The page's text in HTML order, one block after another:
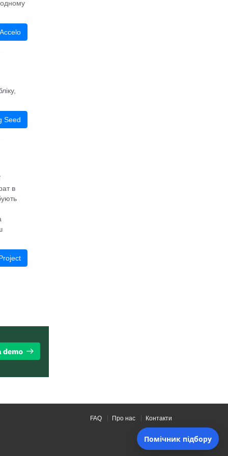
одному
Seed
в
FAQ Про нас Контакти